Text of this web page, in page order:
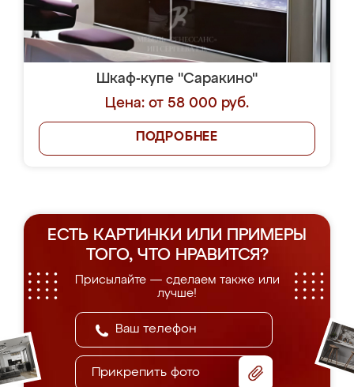
Шкаф-купе "Саракино"
Цена: от 58 000 руб.
ПОДРОБНЕЕ
ЕСТЬ КАРТИНКИ ИЛИ ПРИМЕРЫ
ТОГО, ЧТО НРАВИТСЯ?
Присылайте — сделаем также или
лучше!
Прикрепить фото